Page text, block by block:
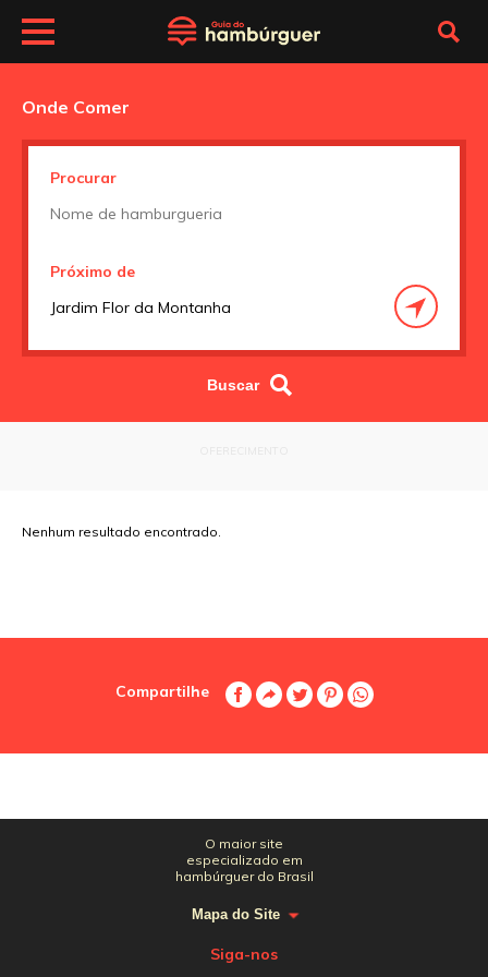
Onde Comer
Procurar
Próximo de
Nenhum resultado encontrado.
Compartilhe
O maior site
especializado em
hambúrguer do Brasil
Mapa do Site
Siga-nos